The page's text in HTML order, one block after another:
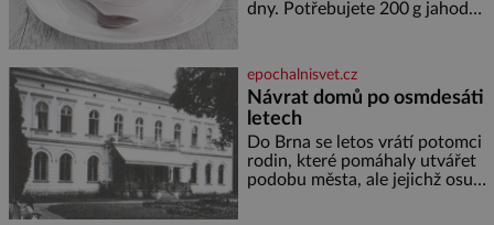
koupání. Stačí se však podívat
dny. Potřebujete 200 g jahod
cukru krystal 1 lžíci medu 200 g
zakysané sm
epochalnisvet.cz
Návrat domů po osmdesáti
letech
Do Brna se letos vrátí potomci
rodin, které pomáhaly utvářet
podobu města, ale jejichž osudy